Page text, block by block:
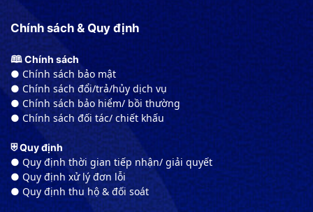
Chính sách & Quy định
🕮 Chính sách
● Chính sách bảo mật
● Chính sách đổi/trả/hủy dịch vụ
● Chính sách bảo hiểm/ bồi thường
● Chính sách đối tác/ chiết khấu
⛨ Quy định
● Quy định thời gian tiếp nhận/ giải quyết
● Quy định xử lý đơn lỗi
● Quy định thu hộ & đối soát